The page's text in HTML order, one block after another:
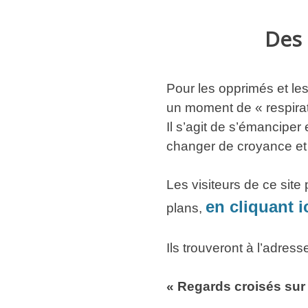
Pour les opprimés et
un moment de «
Il s’agit de
changer de croyance
Les visiteurs de ce site
plans, en cliquant
Ils trouveront à
« Regards croisés sur